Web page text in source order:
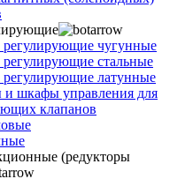
чугунные
стальные
латунные
шкафы управления для
клапанов
(редукторы